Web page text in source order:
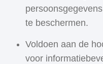
te beschermen.
Voldoen aan de
voor